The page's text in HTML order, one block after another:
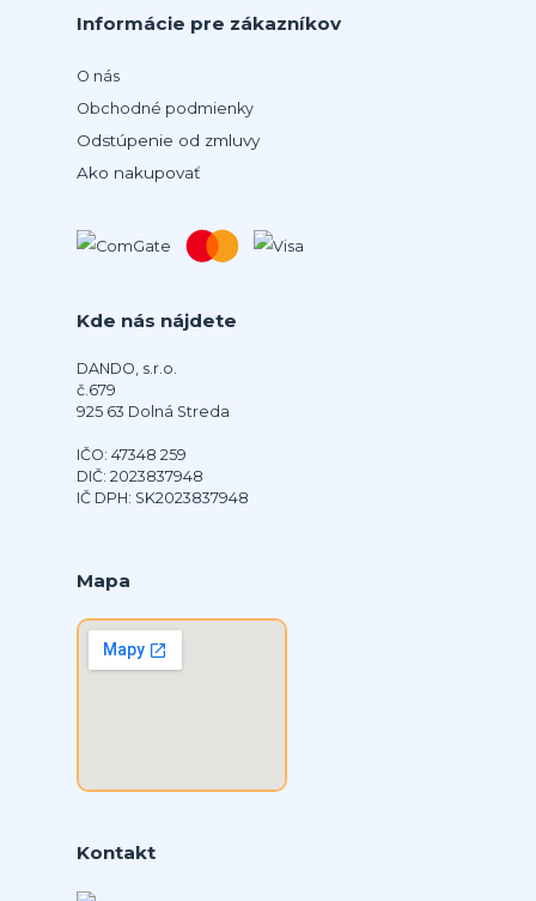
Informácie pre zákazníkov
O nás
Obchodné podmienky
Odstúpenie od zmluvy
Ako nakupovať
Kde nás nájdete
DANDO, s.r.o.
č.679
925 63 Dolná Streda
IČO: 47348 259
DIČ: 2023837948
IČ DPH: SK2023837948
Mapa
Kontakt